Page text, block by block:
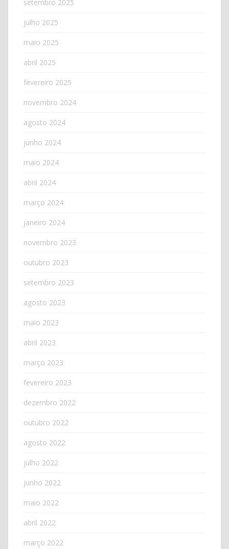
setembro 2025
julho 2025
maio 2025
abril 2025
fevereiro 2025
novembro 2024
agosto 2024
junho 2024
maio 2024
abril 2024
março 2024
janeiro 2024
novembro 2023
outubro 2023
setembro 2023
agosto 2023
maio 2023
abril 2023
março 2023
fevereiro 2023
dezembro 2022
outubro 2022
agosto 2022
julho 2022
junho 2022
maio 2022
abril 2022
março 2022